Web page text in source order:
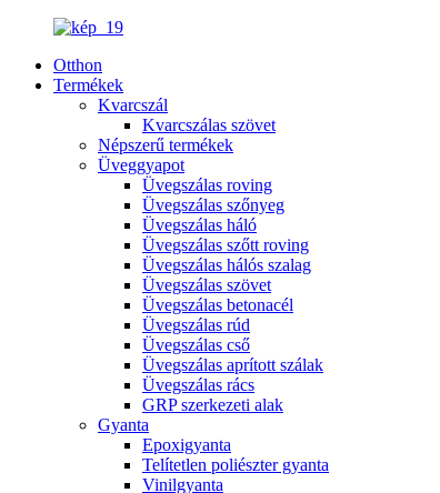
Otthon
Termékek
Kvarcszál
Kvarcszálas szövet
Népszerű termékek
Üveggyapot
Üvegszálas roving
Üvegszálas szőnyeg
Üvegszálas háló
Üvegszálas szőtt roving
Üvegszálas hálós szalag
Üvegszálas szövet
Üvegszálas betonacél
Üvegszálas rúd
Üvegszálas cső
Üvegszálas aprított szálak
Üvegszálas rács
GRP szerkezeti alak
Gyanta
Epoxigyanta
Telítetlen poliészter gyanta
Vinilgyanta